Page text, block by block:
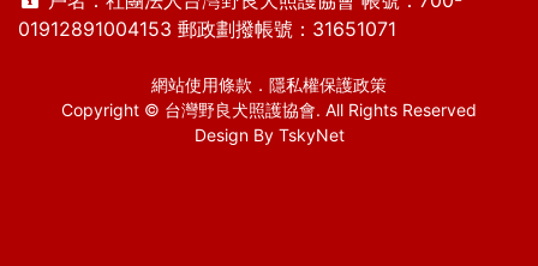
01912891004153 郵政劃撥帳號：31651071
網站使用條款 ． 隱私權保護政策
Copyright © 台灣野良犬照護協會. All Rights Reserved
Design By TskyNet